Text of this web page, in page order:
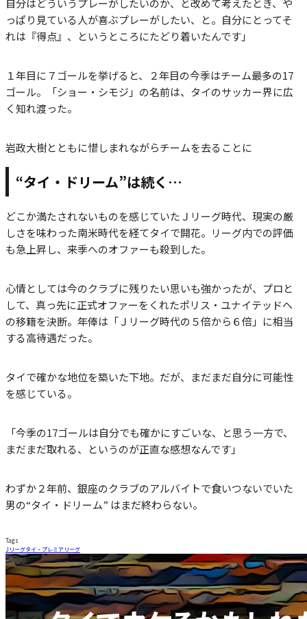
自分はどういうプレーがしたいのか、と改めて考えたとき、や
っぱり見ている人が喜ぶプレーがしたい、と。自分にとってそ
れは『得点』、というところにたどり着いたんです」
１年目に７ゴールを挙げると、２年目の今季はチーム最多の17
ゴール。「ショー・シモジ」の名前は、タイのサッカー界に広
く知れ渡った。
岩政大樹とともに惜しまれながらチームを去ることに
“タイ・ドリーム”は続く…
どこか満たされないものを感じていたＪリーグ時代、現実の厳
しさを味わった南米時代を経てタイで開花。リーグ内での評価
も急上昇し、来季へのオファーも殺到した。
心情としては今のクラブに残りたい思いも強かったが、プロと
して、真っ先に正式オファーをくれたポリス・ユナイテッドへ
の移籍を決断。年俸は「Ｊリーグ時代の５倍から６倍」に相当
する高待遇だった。
タイで確かな地位を築いた下地。だが、まだまだ自分に可能性
を感じている。
「今季の17ゴールは自分でも確かにすごいな、と思う一方で、
まだまだ取れる、というのが正直な感想なんです」
わずか２年前、銀座のクラブのアルバイトで食いつないでいた
男の“タイ・ドリーム” はまだ終わらない。
Tags
Jリーグタイ・プレミアリーグ